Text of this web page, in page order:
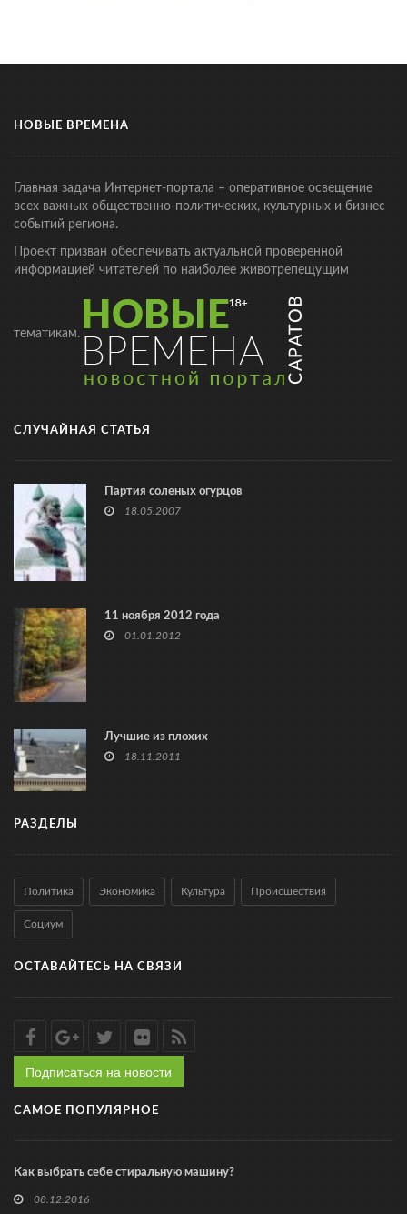
НОВЫЕ ВРЕМЕНА
Главная задача Интернет-портала – оперативное освещение
всех важных общественно-политических, культурных и бизнес
событий региона.
Проект призван обеспечивать актуальной проверенной
информацией читателей по наиболее животрепещущим
тематикам.
СЛУЧАЙНАЯ СТАТЬЯ
Партия соленых огурцов
18.05.2007
11 ноября 2012 года
01.01.2012
Лучшие из плохих
18.11.2011
РАЗДЕЛЫ
Политика Экономика Культура Происшествия
Социум
ОСТАВАЙТЕСЬ НА СВЯЗИ
Подписаться на новости
САМОЕ ПОПУЛЯРНОЕ
Как выбрать себе стиральную машину?
08.12.2016